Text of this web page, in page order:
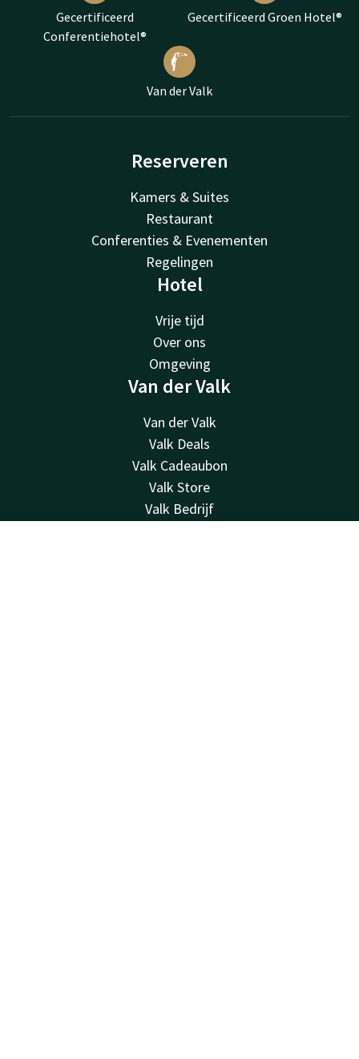
Gecertificeerd
Conferentiehotel®
Gecertificeerd Groen Hotel®
Van der Valk
Reserveren
Kamers & Suites
Restaurant
Conferenties & Evenementen
Regelingen
Hotel
Vrije tijd
Over ons
Omgeving
Van der Valk
Van der Valk
Valk Deals
Valk Cadeaubon
Valk Store
Valk Bedrijf